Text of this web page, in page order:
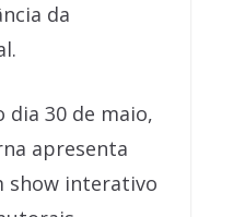
da
dia 30 de maio,
apresenta
show interativo